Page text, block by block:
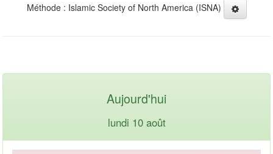
Méthode : Islamic Society of North America (ISNA)
Aujourd'hui
lundi 10 août